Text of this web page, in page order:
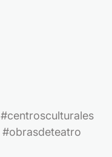
#centrosculturales
#obrasdeteatro